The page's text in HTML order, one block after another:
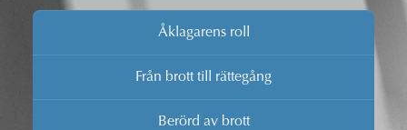
Åklagarens roll
Från brott till rättegång
Berörd av brott